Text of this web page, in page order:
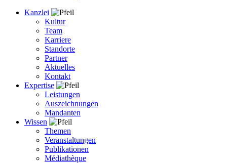
Kanzlei
Kultur
Team
Karriere
Standorte
Partner
Aktuelles
Kontakt
Expertise
Leistungen
Auszeichnungen
Mandanten
Wissen
Themen
Veranstaltungen
Publikationen
Médiathèque